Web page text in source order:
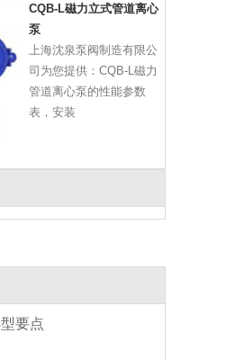
CQB-L磁力立式管道离心
泵
上海沈泉泵阀制造有限公
司为您提供：CQB-L磁力
管道离心泵的性能参数
表，安装
要点